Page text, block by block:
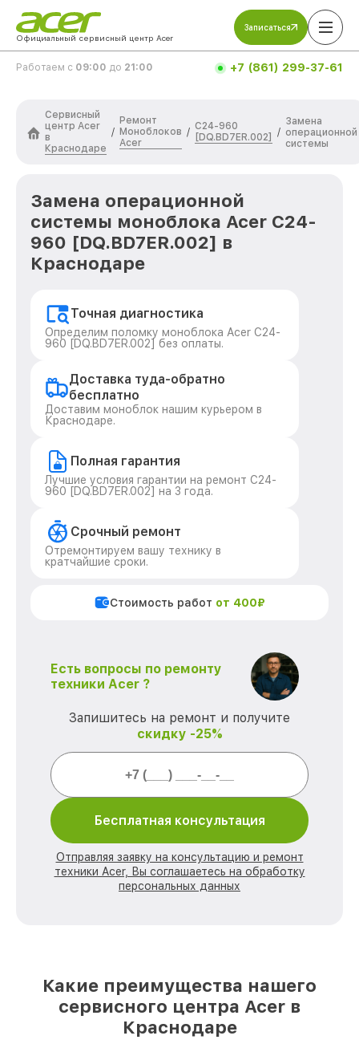
Официальный сервисный центр Acer
Записаться
Работаем с 09:00 до 21:00 +7 (861) 299-37-61
Сервисный
центр Acer
в
Краснодаре
/
Ремонт
Моноблоков
Acer
/
C24-960
[DQ.BD7ER.002]
/
Замена
операционной
системы
Замена операционной
системы моноблока Acer C24-
960 [DQ.BD7ER.002] в
Краснодаре
Точная диагностика
Определим поломку моноблока Acer C24-
960 [DQ.BD7ER.002] без оплаты.
Доставка туда-обратно
бесплатно
Доставим моноблок нашим курьером в
Краснодаре.
Полная гарантия
Лучшие условия гарантии на ремонт C24-
960 [DQ.BD7ER.002] на 3 года.
Срочный ремонт
Отремонтируем вашу технику в
кратчайшие сроки.
Стоимость работ от 400₽
Есть вопросы по ремонту
техники Acer ?
Запишитесь на ремонт и получите
скидку -25%
Бесплатная консультация
Отправляя заявку на консультацию и ремонт
техники Acer, Вы соглашаетесь на обработку
персональных данных
Какие преимущества нашего
сервисного центра Acer в
Краснодаре